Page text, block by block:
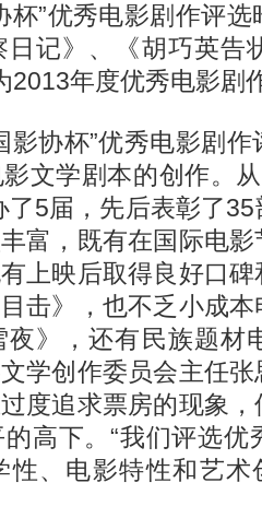
”优秀电影剧作评选
日记》、《胡巧英告
2013年度优秀电影剧
协杯”优秀电影剧作
文学剧本的创作。
了5届，先后表彰了
富，既有在国际电
上映后取得良好口
击》，也不乏小成
》，还有民族题材
学创作委员会主任
度追求票房的现象
高下。“我们评选优
性、电影特性和艺术